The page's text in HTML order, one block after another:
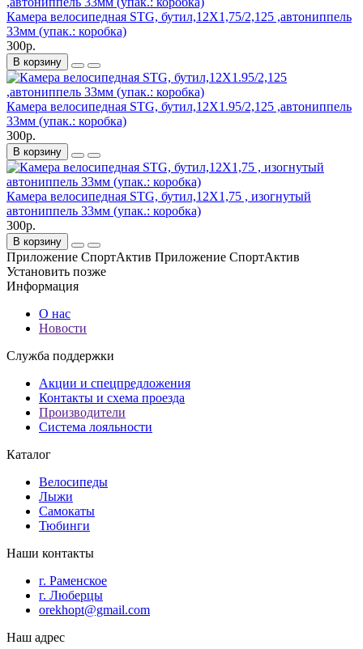
Камера велосипедная STG, бутил,12Х1,75/2,125 ,автониппель
33мм (упак.: коробка)
300р.
В корзину
Камера велосипедная STG, бутил,12Х1.95/2,125 ,автониппель
33мм (упак.: коробка)
300р.
В корзину
Камера велосипедная STG, бутил,12Х1,75 , изогнутый
автониппель 33мм (упак.: коробка)
300р.
В корзину
Приложение СпортАктив Приложение СпортАктив
Установить позже
Информация
О нас
Новости
Служба поддержки
Акции и спецпредложения
Контакты и схема проезда
Производители
Система лояльности
Каталог
Велосипеды
Лыжи
Самокаты
Тюбинги
Наши контакты
г. Раменское
г. Люберцы
orekhopt@gmail.com
Наш адрес